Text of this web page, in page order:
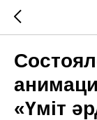
«Үміт